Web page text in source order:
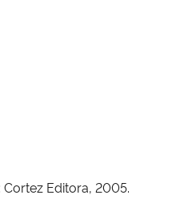
Editora, 2005.